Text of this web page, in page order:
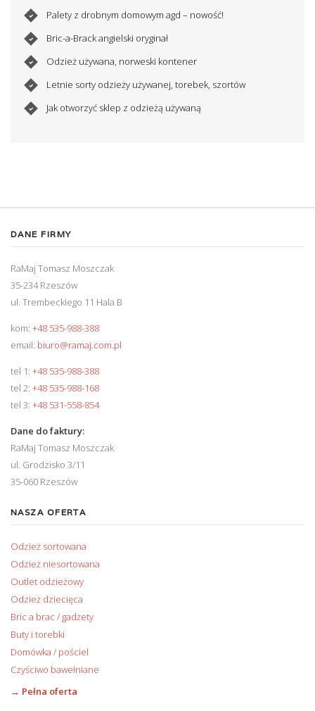
Palety z drobnym domowym agd – nowość!
Bric-a-Brack angielski oryginał
Odzież używana, norweski kontener
Letnie sorty odzieży używanej, torebek, szortów
Jak otworzyć sklep z odzieżą używaną
DANE FIRMY
RaMaj Tomasz Moszczak
35-234 Rzeszów
ul. Trembeckiego 11 Hala B
kom: +48 535-988-388
email: biuro@ramaj.com.pl
tel 1: +48 535-988-388
tel 2: +48 535-988-168
tel 3: +48 531-558-854
Dane do faktury:
RaMaj Tomasz Moszczak
ul. Grodzisko 3/11
35-060 Rzeszów
NASZA OFERTA
Odzież sortowana
Odzież niesortowana
Outlet odzieżowy
Odzież dziecięca
Bric a brac / gadżety
Buty i torebki
Domówka / pościel
Czyściwo bawełniane
→ Pełna oferta